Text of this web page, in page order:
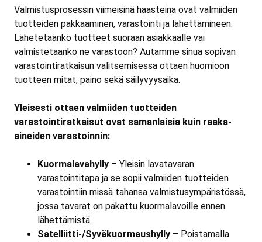
Valmistusprosessin viimeisinä haasteina ovat valmiiden
tuotteiden pakkaaminen, varastointi ja lähettämineen.
Lähetetäänkö tuotteet suoraan asiakkaalle vai
valmistetaanko ne varastoon? Autamme sinua sopivan
varastointiratkaisun valitsemisessa ottaen huomioon
tuotteen mitat, paino sekä säilyvyysaika.
Yleisesti ottaen valmiiden tuotteiden
varastointiratkaisut ovat samanlaisia kuin raaka-
aineiden varastoinnin:
Kuormalavahylly – Yleisin lavatavaran
varastointitapa ja se sopii valmiiden tuotteiden
varastointiin missä tahansa valmistusympäristössä,
jossa tavarat on pakattu kuormalavoille ennen
lähettämistä.
Satelliitti-/Syväkuormaushylly – Poistamalla